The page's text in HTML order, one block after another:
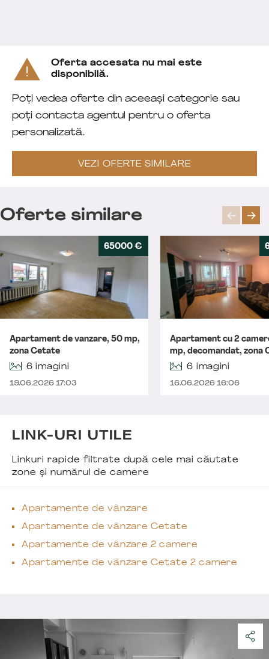
Oferta accesata nu mai este
disponibilă.
Poți vedea oferte din aceeași categorie sau
poți contacta agentul pentru o oferta
personalizată.
VEZI OFERTE SIMILARE
Oferte similare
65000 €
Apartament de vanzare, 50 mp,
zona Cetate
6 imagini
19.06.2026 17:03
Apartament cu 2
mp, decomandat, zona
6 imagini
16.06.2026 16:06
LINK-URI UTILE
Linkuri rapide filtrate după cele mai căutate
zone și numărul de camere
Apartamente de vânzare
Apartamente de vânzare Cetate
Apartamente de vânzare 2 camere
Apartamente de vânzare Cetate 2 camere